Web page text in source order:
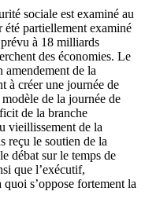
sociale est examiné au
été partiellement examiné
à 18 milliards
des économies. Le
amendement de la
à créer une journée de
de la journée de
de la branche
vieillissement de la
reçu le soutien de la
débat sur le temps de
que l’exécutif,
s’oppose fortement la